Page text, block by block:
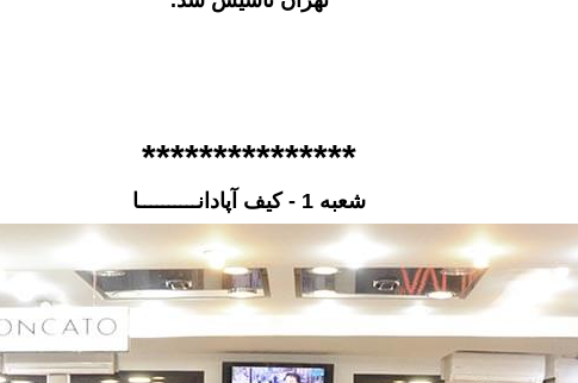
***************
شعبه 1 - کیف آپادانــــــــــا